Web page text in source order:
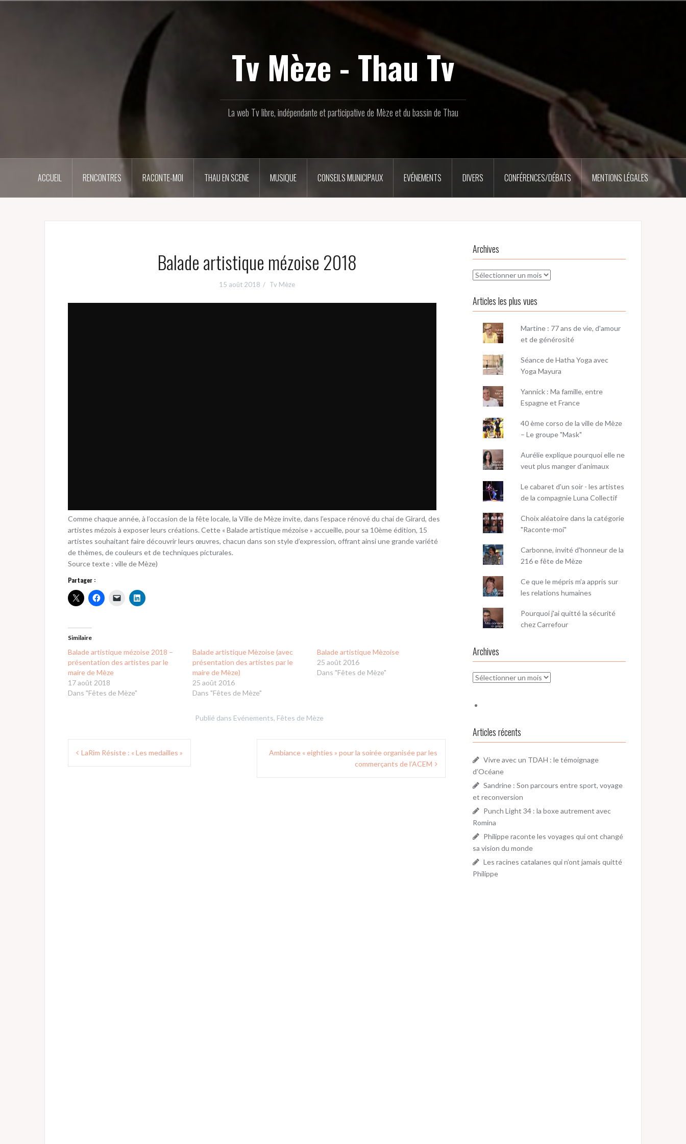
Tv Mèze - Thau Tv
La web Tv libre, indépendante et participative de Mèze et du bassin de Thau
ACCUEIL RENCONTRES RACONTE-MOI THAU EN SCENE MUSIQUE CONSEILS MUNICIPAUX EVÉNEMENTS DIVERS CONFÉRENCES/DÉBATS MENTIONS LÉGALES
Balade artistique mézoise 2018
15 août 2018 Tv Mèze
Comme chaque année, à l’occasion de la fête locale, la Ville de Mèze invite, dans l’espace rénové du chai de Girard, des
artistes mézois à exposer leurs créations. Cette « Balade artistique mézoise » accueille, pour sa 10ème édition, 15
artistes souhaitant faire découvrir leurs œuvres, chacun dans son style d’expression, offrant ainsi une grande variété
de thèmes, de couleurs et de techniques picturales.
Source texte : ville de Mèze)
Partager :
Similaire
Balade artistique mézoise 2018 –
présentation des artistes par le
maire de Mèze
17 août 2018
Dans "Fêtes de Mèze"
Balade artistique Mèzoise (avec
présentation des artistes par le
maire de Mèze)
25 août 2016
Dans "Fêtes de Mèze"
Balade artistique Mèzoise
25 août 2016
Dans "Fêtes de Mèze"
Publié dans Evénements, Fêtes de Mèze
Navigation
LaRim Résiste : « Les medailles »
Ambiance « eighties » pour la soirée organisée par les
commerçants de l’ACEM
Archives
Archives
Articles les plus vues
Martine : 77 ans de vie, d'amour
et de générosité
Séance de Hatha Yoga avec
Yoga Mayura
Yannick : Ma famille, entre
Espagne et France
40 ème corso de la ville de Mèze
– Le groupe "Mask"
Aurélie explique pourquoi elle ne
veut plus manger d’animaux
Le cabaret d'un soir - les artistes
de la compagnie Luna Collectif
Choix aléatoire dans la catégorie
"Raconte-moi"
Carbonne, invité d'honneur de la
216 e fête de Mèze
Ce que le mépris m’a appris sur
les relations humaines
Pourquoi j'ai quitté la sécurité
chez Carrefour
Archives
Archives
Articles récents
Vivre avec un TDAH : le témoignage
d’Océane
Sandrine : Son parcours entre sport, voyage
et reconversion
Punch Light 34 : la boxe autrement avec
Romina
Philippe raconte les voyages qui ont changé
sa vision du monde
Les racines catalanes qui n’ont jamais quitté
Philippe